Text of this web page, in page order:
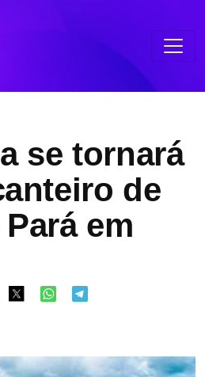
se tornará
de
em